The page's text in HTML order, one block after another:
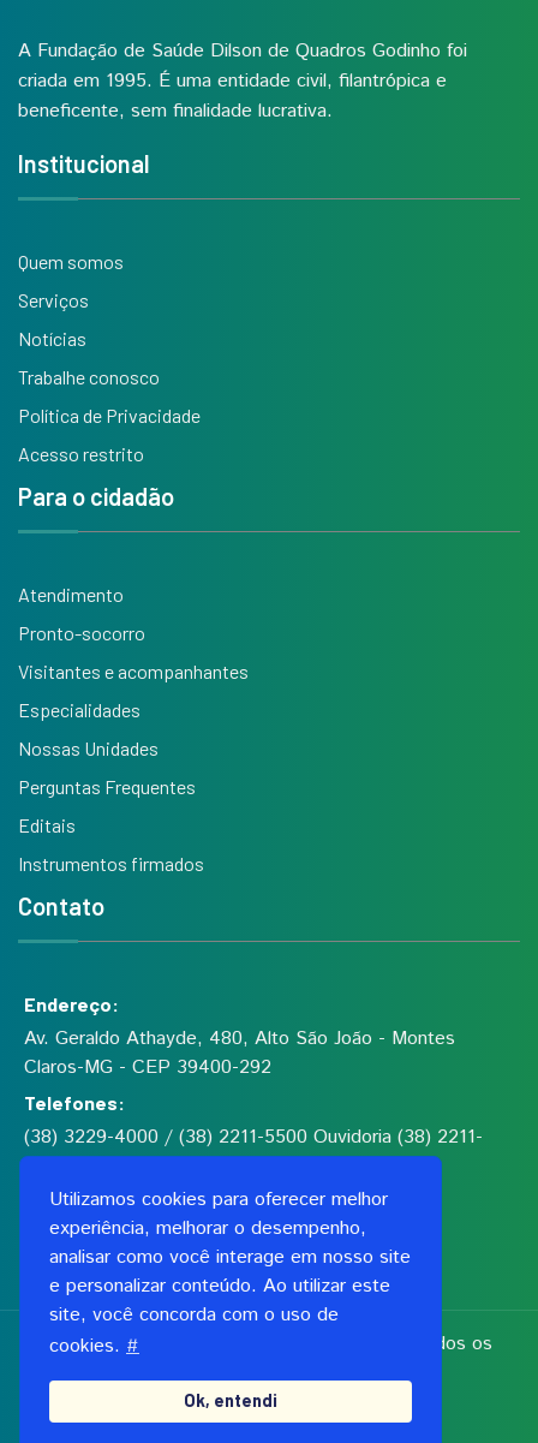
Utilizamos cookies para oferecer melhor
experiência, melhorar o desempenho,
analisar como você interage em nosso site
e personalizar conteúdo. Ao utilizar este
site, você concorda com o uso de
cookies. #
Ok, entendi
A Fundação de Saúde Dilson de Quadros Godinho foi
criada em 1995. É uma entidade civil, filantrópica e
beneficente, sem finalidade lucrativa.
Institucional
Quem somos
Serviços
Notícias
Trabalhe conosco
Política de Privacidade
Acesso restrito
Para o cidadão
Atendimento
Pronto-socorro
Visitantes e acompanhantes
Especialidades
Nossas Unidades
Perguntas Frequentes
Editais
Instrumentos firmados
Contato
Endereço:
Av. Geraldo Athayde, 480, Alto São João - Montes
Claros-MG - CEP 39400-292
Telefones:
(38) 3229-4000 / (38) 2211-5500 Ouvidoria (38) 2211-
5555
Fundação de Saúde Dilson de Quadros Godinho
CNPJ: 00.991.591/0001-06
Copyright 2026, Fundação Dilson Godinho. Todos os
direitos reservados